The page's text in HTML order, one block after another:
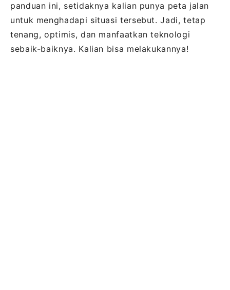
panduan ini, setidaknya kalian punya peta jalan
untuk menghadapi situasi tersebut. Jadi, tetap
tenang, optimis, dan manfaatkan teknologi
sebaik-baiknya. Kalian bisa melakukannya!